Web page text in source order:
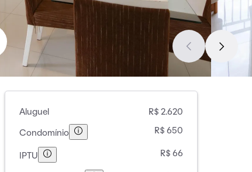
Aluguel R$ 2.620
Condomínio R$ 650
IPTU R$ 66